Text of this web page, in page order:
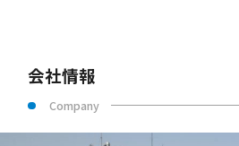
会社情報
Company